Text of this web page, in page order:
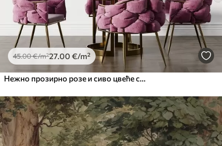
45.00€/m²27 .00 €/m²